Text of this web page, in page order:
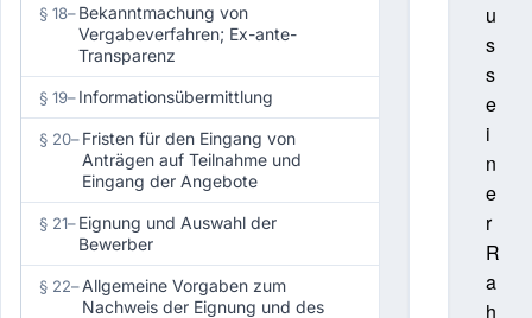
§ 18–Bekanntmachung von
Vergabeverfahren; Ex-ante-
Transparenz
§ 19–Informationsübermittlung
§ 20–Fristen für den Eingang von
Anträgen auf Teilnahme und
Eingang der Angebote
§ 21–Eignung und Auswahl der
Bewerber
§ 22–Allgemeine Vorgaben zum
Nachweis der Eignung und des
u
s
s
e
i
n
e
r
R
a
h